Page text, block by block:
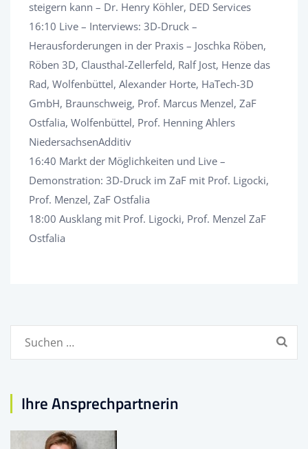
steigern kann – Dr. Henry Köhler, DED Services
16:10 Live – Interviews: 3D-Druck –
Herausforderungen in der Praxis – Joschka Röben,
Röben 3D, Clausthal-Zellerfeld, Ralf Jost, Henze das
Rad, Wolfenbüttel, Alexander Horte, HaTech-3D
GmbH, Braunschweig, Prof. Marcus Menzel, ZaF
Ostfalia, Wolfenbüttel, Prof. Henning Ahlers
NiedersachsenAdditiv
16:40 Markt der Möglichkeiten und Live –
Demonstration: 3D-Druck im ZaF mit Prof. Ligocki,
Prof. Menzel, ZaF Ostfalia
18:00 Ausklang mit Prof. Ligocki, Prof. Menzel ZaF
Ostfalia
Ihre Ansprechpartnerin